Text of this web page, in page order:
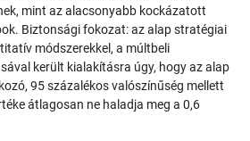
mint az alacsonyabb kockázatott
Biztonsági fokozat: az alap stratégiai
módszerekkel, a múltbeli
került kialakításra úgy, hogy az alap
95 százalékos valószínűség mellett
átlagosan ne haladja meg a 0,6